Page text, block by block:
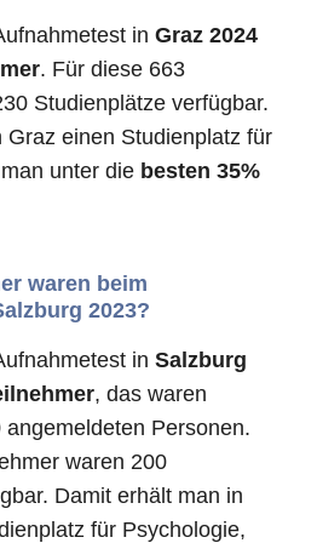
in Graz 2024
. Für diese 663
Studienplätze verfügbar.
Graz einen Studienplatz für
unter die besten 35%
waren beim
2023?
in Salzburg
, das waren
Personen.
waren 200
Damit erhält man in
für Psychologie,